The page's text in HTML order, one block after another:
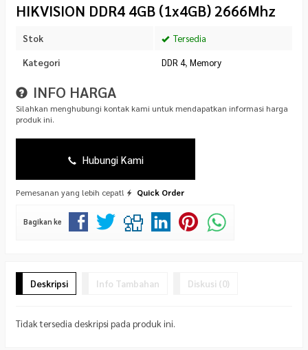
HIKVISION DDR4 4GB (1x4GB) 2666Mhz
Stok Tersedia
Kategori DDR 4, Memory
INFO HARGA
Silahkan menghubungi kontak kami untuk mendapatkan informasi harga
produk ini.
Hubungi Kami
Pemesanan yang lebih cepat! Quick Order
Bagikan ke
Deskripsi Info Tambahan Diskusi (0)
Tidak tersedia deskripsi pada produk ini.